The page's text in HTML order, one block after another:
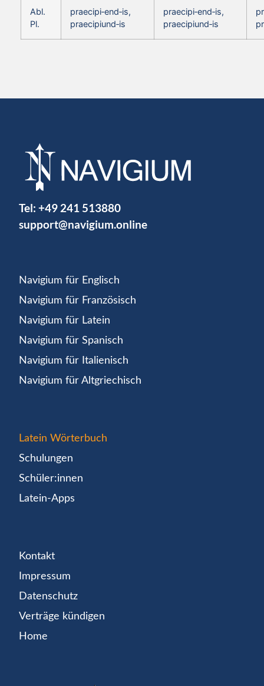
Abl.
Pl.
praecipi‑end‑is,
praecipiund‑is
praecipi‑end‑is,
praecipiund‑is
Tel: +49 241 513880
support@navigium.online
Navigium für Englisch
Navigium für Französisch
Navigium für Latein
Navigium für Spanisch
Navigium für Italienisch
Navigium für Altgriechisch
Latein Wörterbuch
Schulungen
Schüler:innen
Latein-Apps
Kontakt
Impressum
Datenschutz
Verträge kündigen
Home